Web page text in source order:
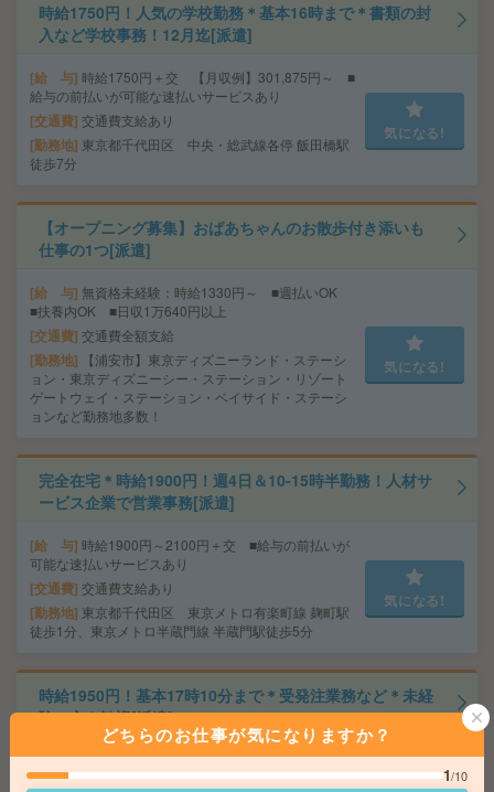
時給1750円！人気の学校勤務＊基本16時まで＊書類の封
入など学校事務！12月迄[派遣]
給 与 時給1750円＋交 【月収例】301,875円～ ■
給与の前払いが可能な速払いサービスあり
交通費 交通費支給あり
勤務地 東京都千代田区 中央・総武線各停 飯田橋駅
徒歩7分
気になる!
【オープニング募集】おばあちゃんのお散歩付き添いも
仕事の1つ[派遣]
給 与 無資格未経験：時給1330円～ ■週払いOK
■扶養内OK ■日収1万640円以上
交通費 交通費全額支給
勤務地
【浦安市】東京ディズニーランド・ステーシ
ョン・東京ディズニーシー・ステーション・リゾート
ゲートウェイ・ステーション・ベイサイド・ステーシ
ョンなど勤務地多数！
気になる!
完全在宅＊時給1900円！週4日＆10-15時半勤務！人材サ
ービス企業で営業事務[派遣]
給 与 時給1900円～2100円＋交 ■給与の前払いが
可能な速払いサービスあり
交通費 交通費支給あり
勤務地 東京都千代田区 東京メトロ有楽町線 麹町駅
徒歩1分、東京メトロ半蔵門線 半蔵門駅徒歩5分
気になる!
時給1950円！基本17時10分まで＊受発注業務など＊未経
験の方も歓迎[派遣]
給 与 時給1950円＋交 【月収例】312,000円～ ■
給与の前払いが可能な速払いサービスあり
どちらのお仕事が気になりますか？
1/10